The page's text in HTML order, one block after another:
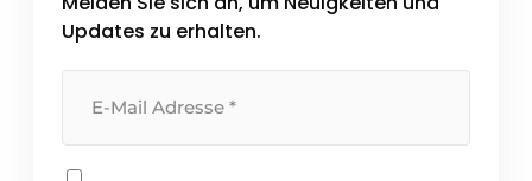
Updates zu erhalten.